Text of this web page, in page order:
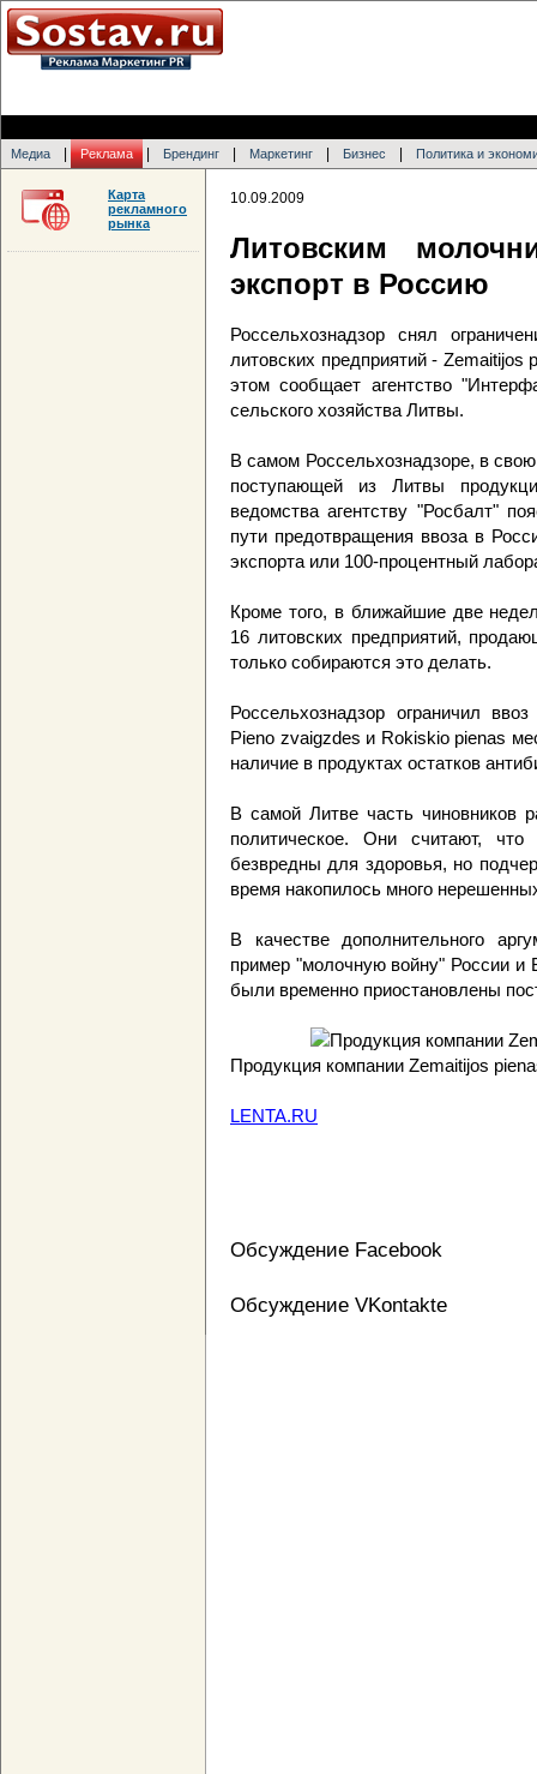
Медиа Реклама Брендинг Маркетинг Бизнес Политика и
10.09.2009
Литовским
экспорт в Россию
Россельхознадзор снял
литовских предприятий -
этом сообщает агентство
сельского хозяйства Литвы.
В самом Россельхознадзоре, в
поступающей из Литвы
ведомства агентству "Росбалт"
пути предотвращения ввоза в
экспорта или 100-процентный
Кроме того, в ближайшие две
16 литовских предприятий,
только собираются это делать.
Россельхознадзор ограничил
Pieno zvaigzdes и Rokiskio pienas
наличие в продуктах остатков
В самой Литве часть чиновников
политическое. Они считают,
безвредны для здоровья, но
время накопилось много
В качестве дополнительного
пример "молочную войну" России и
были временно приостановлены
Продукция компании Zemaitijos
LENTA.RU
Обсуждение Facebook
Обсуждение VKontakte
Карта
рекламного
рынка